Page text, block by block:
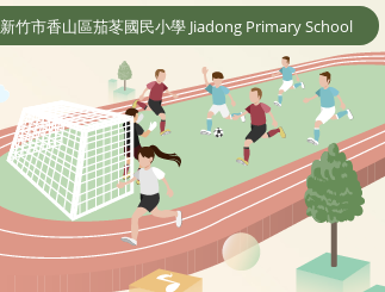
新竹市香山區茄苳國民小學 Jiadong Primary School